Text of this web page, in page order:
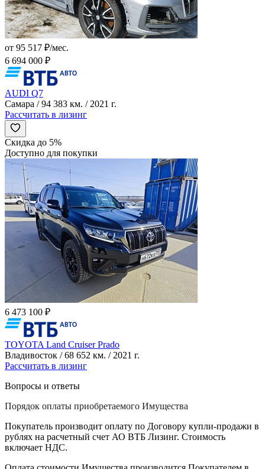
от 95 517 ₽/мес.
6 694 000 ₽
AUDI Q7
Самара / 94 383 км. / 2021 г.
Рассчитать в лизинг
Скидка до 5%
Доступно для покупки
6 473 100 ₽
TOYOTA Land Cruiser Prado
Владивосток / 68 652 км. / 2021 г.
Рассчитать в лизинг
Вопросы и ответы
Порядок оплаты приобретаемого Имущества
Покупатель производит оплату по Договору купли-продажи в
рублях на расчетный счет АО ВТБ Лизинг. Стоимость
включает НДС.